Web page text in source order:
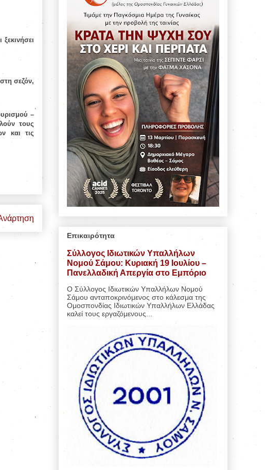
σεζόν,
–
τους
και τις
Επικαιρότητα
Σύλλογος Ιδιωτικών Υπαλλήλων
Νομού Σάμου: Κυριακή 19 Ιουλίου –
Πανελλαδική Απεργία στο Εμπόριο
Ο Σύλλογος Ιδιωτικών Υπαλλήλων Νομού
Σάμου ανταποκρινόμενος στο κάλεσμα της
Ομοσπονδίας Ιδιωτικών Υπαλλήλων Ελλάδας
καλεί τους εργαζόμενους...